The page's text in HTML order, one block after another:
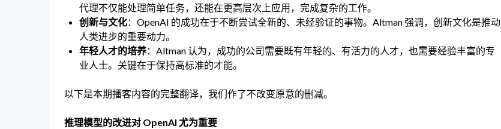
代理不仅能处理简单任务，还能在更高层次上应用，完成复杂的工作。
创新与文化：OpenAI 的成功在于不断尝试全新的、未经验证的事物。Altman 强调，创新文化是推动
人类进步的重要动力。
年轻人才的培养：Altman 认为，成功的公司需要既有年轻的、有活力的人才，也需要经验丰富的专
业人士。关键在于保持高标准的才能。
以下是本期播客内容的完整翻译，我们作了不改变原意的删减。
推理模型的改进对 OpenAI 尤为重要